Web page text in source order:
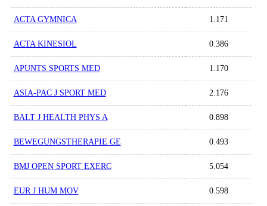
ACTA GYMNICA 1.171
ACTA KINESIOL 0.386
APUNTS SPORTS MED 1.170
ASIA-PAC J SPORT MED 2.176
BALT J HEALTH PHYS A 0.898
BEWEGUNGSTHERAPIE GE 0.493
BMJ OPEN SPORT EXERC 5.054
EUR J HUM MOV 0.598